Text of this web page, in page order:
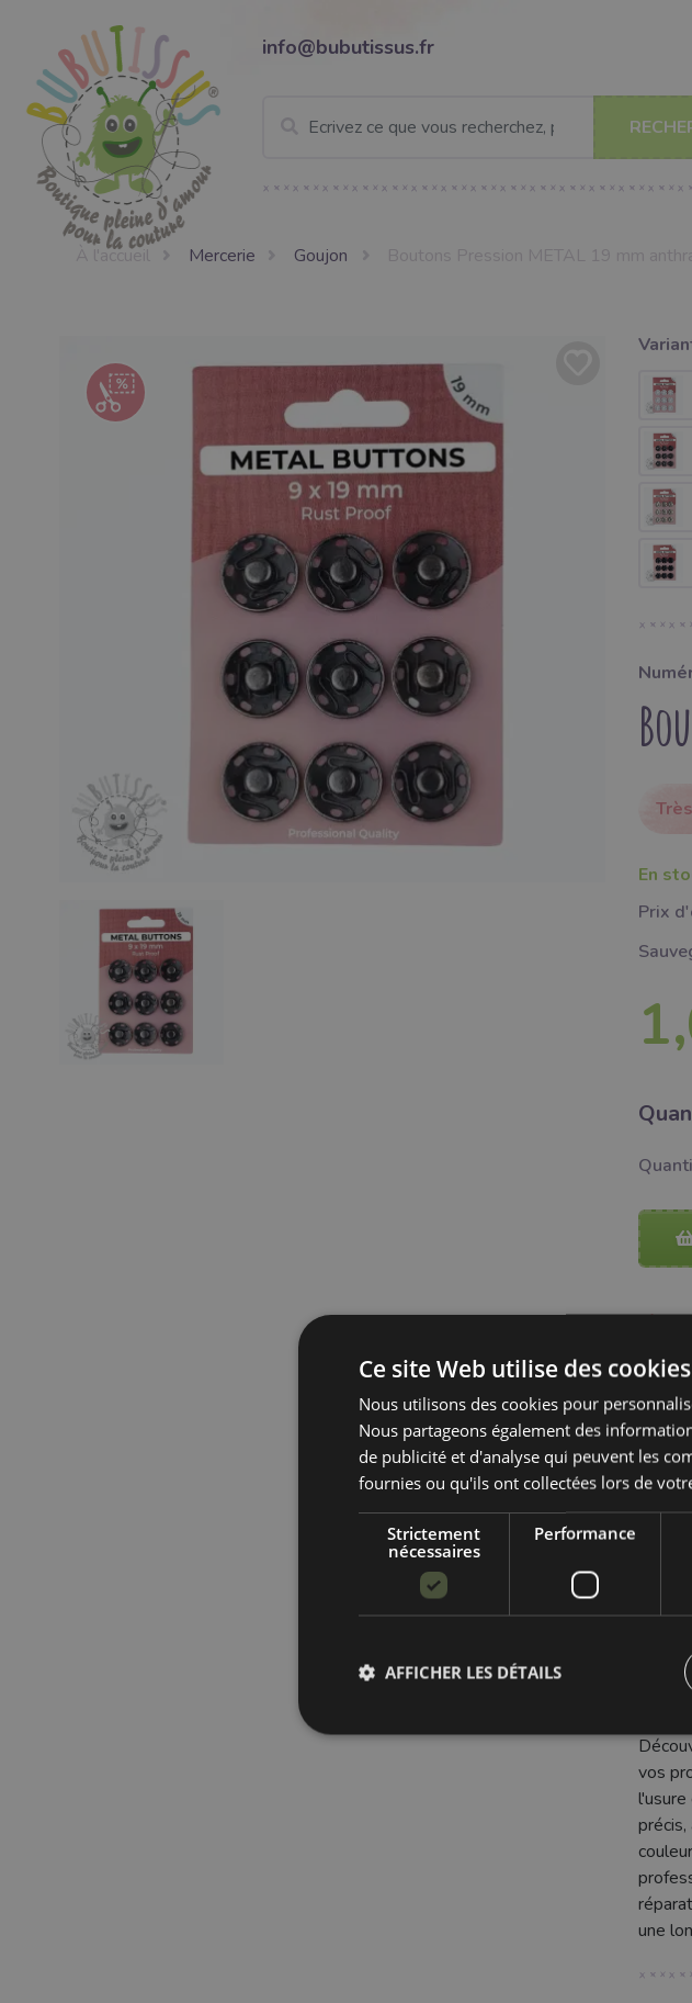
info@bubutissus.fr
À l'accueil Mercerie Goujon
En
Prix
vos
une
Ce site Web utilise des cookies
Nous utilisons des cookies pour
Nous partageons également des
de publicité et d'analyse qui peuvent les
fournies ou qu'ils ont collectées lors de
Strictement
nécessaires
Performance
AFFICHER LES DÉTAILS